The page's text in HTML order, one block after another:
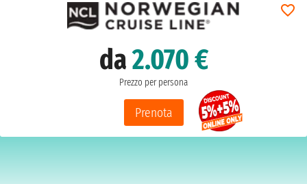
da2.070 €
Prezzo per persona
Prenota